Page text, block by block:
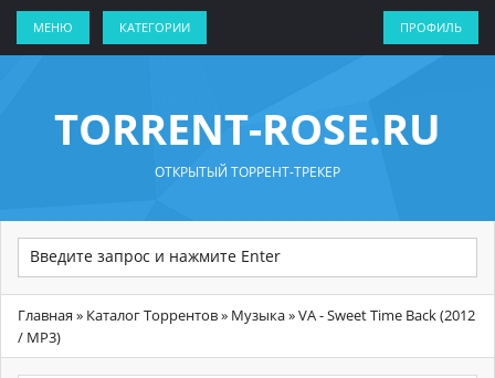
МЕНЮ КАТЕГОРИИ ПРОФИЛЬ
TORRENT-ROSE.RU
ОТКРЫТЫЙ ТОРРЕНТ-ТРЕКЕР
Главная » Каталог Торрентов» Музыка» VA - Sweet Time Back (2012
/ MP3)